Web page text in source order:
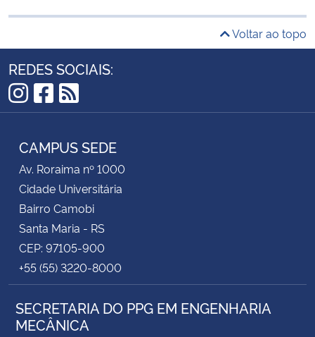
Voltar ao topo
REDES SOCIAIS:
Instagram
Facebook
RSS
CAMPUS SEDE
Av. Roraima nº 1000
Cidade Universitária
Bairro Camobi
Santa Maria - RS
CEP: 97105-900
+55 (55) 3220-8000
SECRETARIA DO PPG EM ENGENHARIA
MECÂNICA